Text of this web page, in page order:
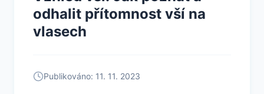
odhalit přítomnost vší na
vlasech
Publikováno: 11. 11. 2023